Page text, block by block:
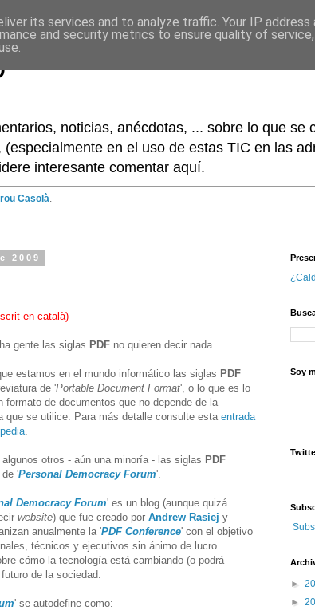
noticias, anécdotas, ... sobre lo que se
en el uso de estas TIC en las
interesante comentar aquí.
Casolà.
2009
en català)
gente las siglas PDF no quieren decir nada.
estamos en el mundo informático las siglas PDF
de 'Portable Document Format', o lo que es lo
formato de documentos que no depende de la
que se utilice. Para más detalle consulte esta entrada
algunos otros - aún una minoría - las siglas PDF
de 'Personal Democracy Forum'.
Democracy Forum' es un blog (aunque quizá
website) que fue creado por Andrew Rasiej y
anualmente la 'PDF Conference' con el objetivo
técnicos y ejecutivos sin ánimo de lucro
cómo la tecnología está cambiando (o podrá
de la sociedad.
' se autodefine como:
Soy
►
►
its services and to analyze traffic. Your IP address
and security metrics to ensure quality of